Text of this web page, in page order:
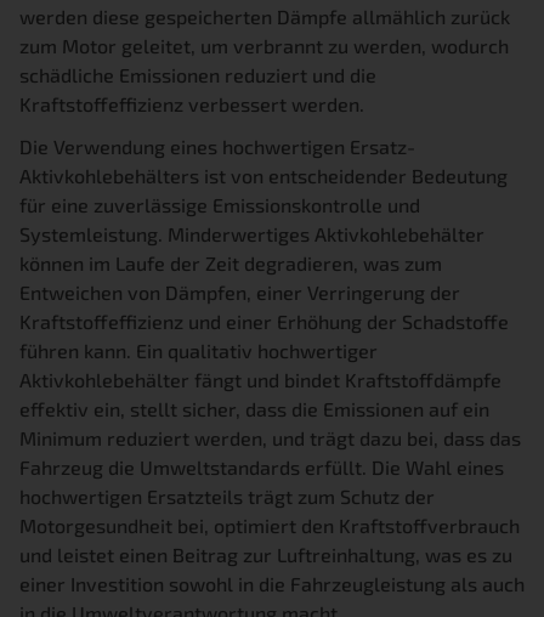
werden diese gespeicherten Dämpfe allmählich zurück
zum Motor geleitet, um verbrannt zu werden, wodurch
schädliche Emissionen reduziert und die
Kraftstoffeffizienz verbessert werden.
Die Verwendung eines hochwertigen Ersatz-
Aktivkohlebehälters ist von entscheidender Bedeutung
für eine zuverlässige Emissionskontrolle und
Systemleistung. Minderwertiges Aktivkohlebehälter
können im Laufe der Zeit degradieren, was zum
Entweichen von Dämpfen, einer Verringerung der
Kraftstoffeffizienz und einer Erhöhung der Schadstoffe
führen kann. Ein qualitativ hochwertiger
Aktivkohlebehälter fängt und bindet Kraftstoffdämpfe
effektiv ein, stellt sicher, dass die Emissionen auf ein
Minimum reduziert werden, und trägt dazu bei, dass das
Fahrzeug die Umweltstandards erfüllt. Die Wahl eines
hochwertigen Ersatzteils trägt zum Schutz der
Motorgesundheit bei, optimiert den Kraftstoffverbrauch
und leistet einen Beitrag zur Luftreinhaltung, was es zu
einer Investition sowohl in die Fahrzeugleistung als auch